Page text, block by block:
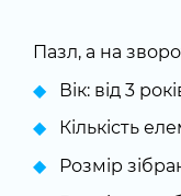
Пазл, а на
Вік: від 3
Кількість
Розмір